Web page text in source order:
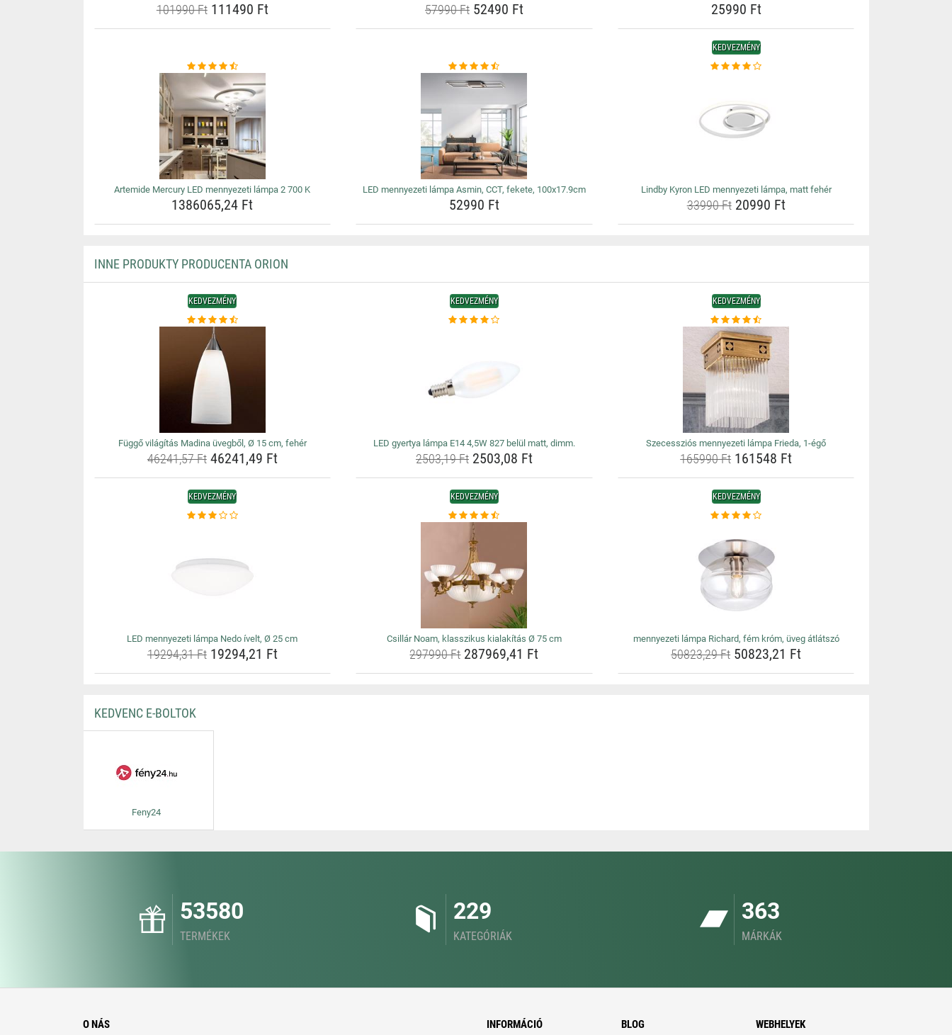
101990 Ft111490 Ft 57990 Ft52490 Ft 25990 Ft
Artemide Mercury LED mennyezeti lámpa 2 700 K
1386065,24 Ft
LED mennyezeti lámpa Asmin, CCT, fekete, 100x17.9cm
52990 Ft
KEDVEZMÉNY
Lindby Kyron LED mennyezeti lámpa, matt fehér
33990 Ft20990 Ft
INNE PRODUKTY PRODUCENTA ORION
KEDVEZMÉNY
Függő világítás Madina üvegből, Ø 15 cm, fehér
46241,57 Ft46241,49 Ft
KEDVEZMÉNY
LED gyertya lámpa E14 4,5W 827 belül matt, dimm.
2503,19 Ft2503,08 Ft
KEDVEZMÉNY
Szecessziós mennyezeti lámpa Frieda, 1-égő
165990 Ft 161548 Ft
KEDVEZMÉNY
LED mennyezeti lámpa Nedo ívelt, Ø 25 cm
19294,31 Ft19294,21 Ft
KEDVEZMÉNY
Csillár Noam, klasszikus kialakítás Ø 75 cm
297990 Ft287969,41 Ft
KEDVEZMÉNY
mennyezeti lámpa Richard, fém króm, üveg átlátszó
50823,29 Ft 50823,21 Ft
KEDVENC E-BOLTOK
Feny24
53580
TERMÉKEK
229
KATEGÓRIÁK
363
MÁRKÁK
O NÁS INFORMÁCIÓ BLOG WEBHELYEK